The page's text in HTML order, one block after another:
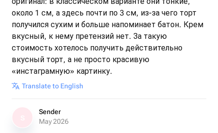
около 1 см, а здесь почти по 3 см, из-за чего торт
получился сухим и больше напоминает батон. Крем
вкусный, к нему претензий нет. За такую
стоимость хотелось получить действительно
вкусный торт, а не просто красивую
«инстаграмную» картинку.
Translate to English
Sender
May 2026